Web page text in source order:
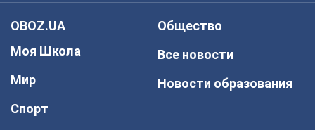
OBOZ.UA
Моя Школа
Мир
Спорт
Общество
Все новости
Новости образования